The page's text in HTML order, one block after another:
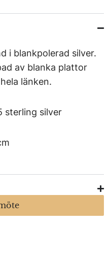
i blankpolerad silver.
av blanka plattor
länken.
sterling silver